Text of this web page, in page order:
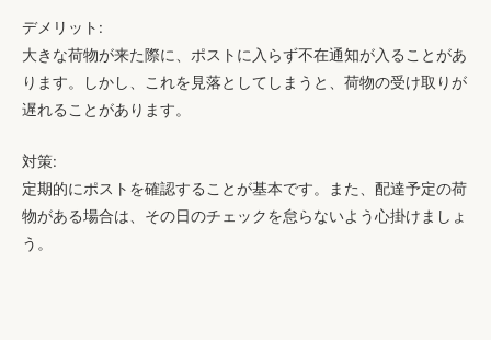
デメリット:
大きな荷物が来た際に、ポストに入らず不在通知が入ることがあ
ります。しかし、これを見落としてしまうと、荷物の受け取りが
遅れることがあります。
対策:
定期的にポストを確認することが基本です。また、配達予定の荷
物がある場合は、その日のチェックを怠らないよう心掛けましょ
う。